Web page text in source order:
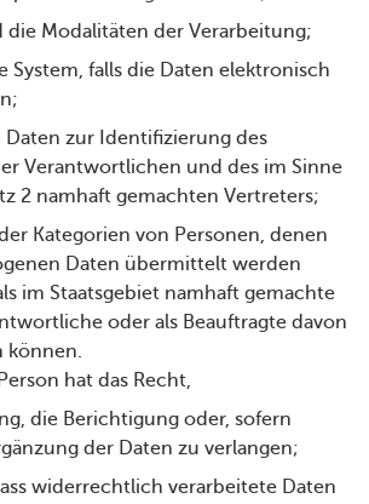
die Modalitäten der Verarbeitung;
System, falls die Daten elektronisch
zur Identifizierung des
Verantwortlichen und des im Sinne
2 namhaft gemachten Vertreters;
Kategorien von Personen, denen
Daten übermittelt werden
im Staatsgebiet namhaft gemachte
oder als Beauftragte davon
können.
hat das Recht,
die Berichtigung oder, sofern
der Daten zu verlangen;
widerrechtlich verarbeitete Daten